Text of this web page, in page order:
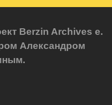
Berzin Archives e.
Александром